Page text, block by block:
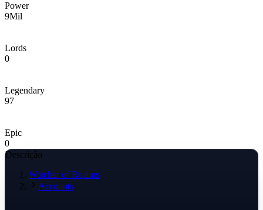
Power
9Mil
Lords
0
Legendary
97
Epic
0
Descrição
Watcher of Realms
Accounts